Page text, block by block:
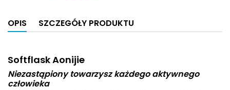
OPIS SZCZEGÓŁY PRODUKTU
Softflask Aonijie
Niezastąpiony towarzysz każdego aktywnego
człowieka